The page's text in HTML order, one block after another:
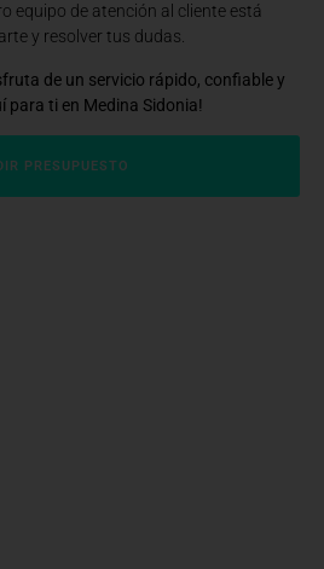
equipo de atención al cliente está
y resolver tus dudas.
de un servicio rápido, confiable y
para ti en Medina Sidonia!
PRESUPUESTO